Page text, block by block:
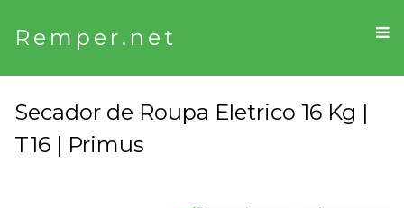
Remper.net
Secador de Roupa Eletrico 16 Kg |
T16 | Primus